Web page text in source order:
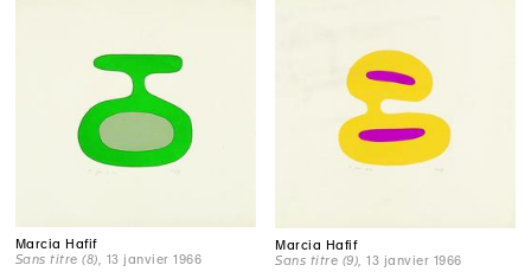
Marcia Hafif
Sans titre (8) , 13 janvier 1966
Marcia Hafif
Sans titre (9) , 13 janvier 1966